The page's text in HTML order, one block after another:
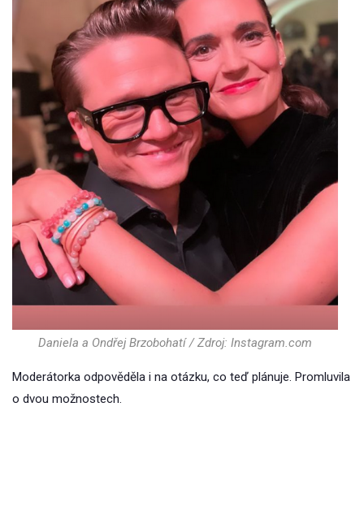
Daniela a Ondřej Brzobohatí / Zdroj: Instagram.com
Moderátorka odpověděla i na otázku, co teď plánuje. Promluvila
o dvou možnostech.